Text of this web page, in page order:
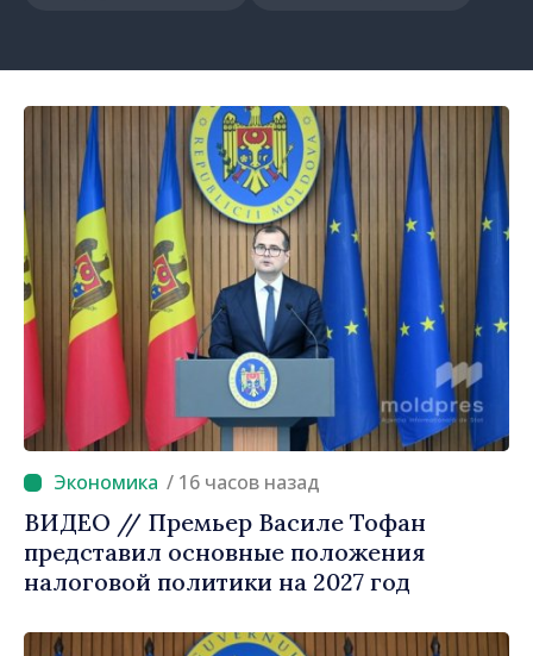
/ 16 часов назад
ВИДЕО // Премьер Василе Тофан
представил основные положения
налоговой политики на 2027 год